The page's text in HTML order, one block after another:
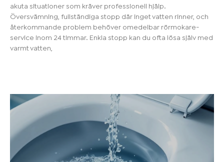
akuta situationer som kräver professionell hjälp.
Översvämning, fullständiga stopp där inget vatten rinner, och
återkommande problem behöver omedelbar rörmokare-
service inom 24 timmar. Enkla stopp kan du ofta lösa själv med
varmt vatten,